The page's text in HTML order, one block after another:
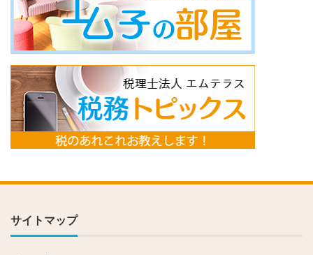
サイトマップ